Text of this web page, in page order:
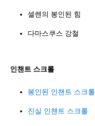
셀렌의 봉인된 힘
다마스쿠스 강철
인챈트 스크롤
봉인된 인챈트 스크롤
진실 인챈트 스크롤